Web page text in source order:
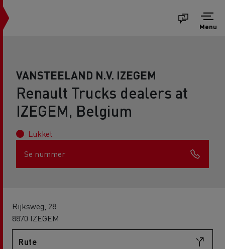
Menu
VANSTEELAND N.V. IZEGEM
Renault Trucks dealers at
IZEGEM, Belgium
Lukket
Se nummer
Rijksweg, 28
8870 IZEGEM
Rute